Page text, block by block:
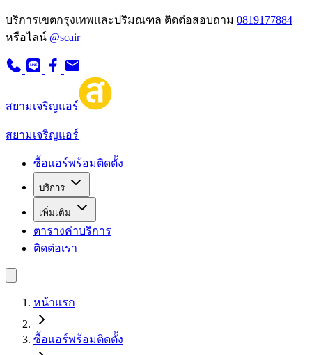
บริการเขตกรุงเทพและปริมณฑล ติดต่อสอบถาม 0819177884
หรือไลน์ @scair
สยามเจริญแอร์
สยามเจริญแอร์
ซื้อแอร์พร้อมติดตั้ง
บริการ
เพิ่มเติม
ตารางค่าบริการ
ติดต่อเรา
หน้าแรก
ซื้อแอร์พร้อมติดตั้ง